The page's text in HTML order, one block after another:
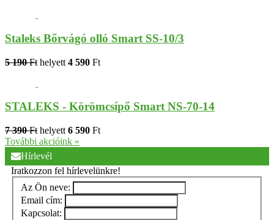
Staleks Bőrvágó olló Smart SS-10/3
5 190 Ft helyett 4 590 Ft
STALEKS - Körömcsípő Smart NS-70-14
7 390 Ft helyett 6 590 Ft
További akcióink »
Hírlevél
Iratkozzon fel hírlevelünkre!
Az Ön neve:
Email cím:
Kapcsolat: